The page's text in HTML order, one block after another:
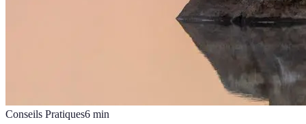
Conseils Pratiques6 min